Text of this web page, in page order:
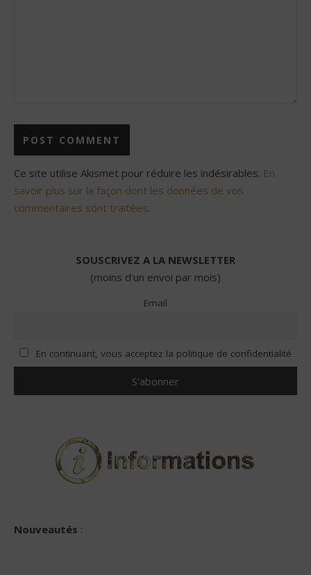
Ce site utilise Akismet pour réduire les indésirables. En
savoir plus sur la façon dont les données de vos
commentaires sont traitées.
SOUSCRIVEZ A LA NEWSLETTER
(moins d'un envoi par mois)
Email
En continuant, vous acceptez la politique de confidentialité
Nouveautés :